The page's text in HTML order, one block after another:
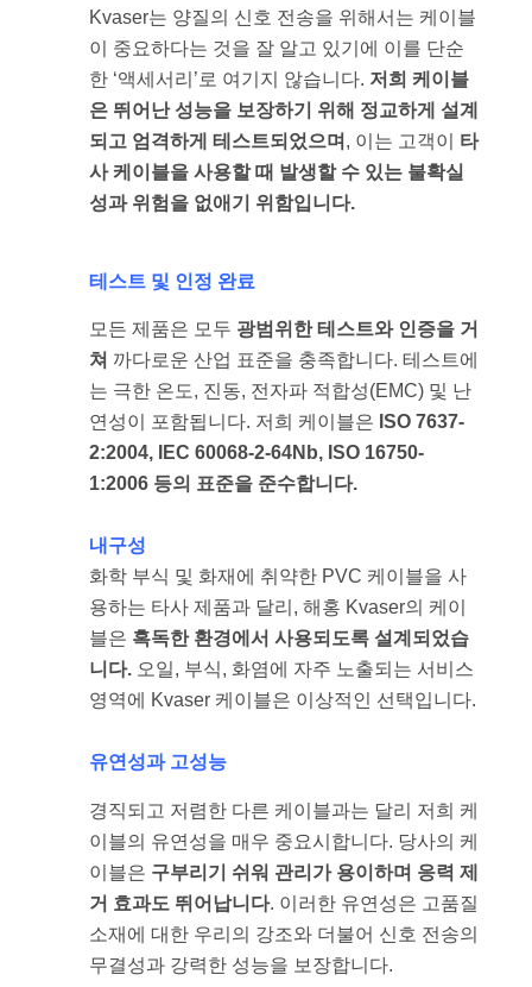
Kvaser는 양질의 신호 전송을 위해서는 케이블
이 중요하다는 것을 잘 알고 있기에 이를 단순
한 ‘액세서리’로 여기지 않습니다. 저희 케이블
은 뛰어난 성능을 보장하기 위해 정교하게 설계
되고 엄격하게 테스트되었으며 , 이는 고객이 타
사 케이블을 사용할 때 발생할 수 있는 불확실
성과 위험을 없애기 위함입니다.
테스트 및 인정 완료
모든 제품은 모두 광범위한 테스트와 인증을 거
쳐 까다로운 산업 표준을 충족합니다. 테스트에
는 극한 온도, 진동, 전자파 적합성(EMC) 및 난
연성이 포함됩니다. 저희 케이블은 ISO 7637-
2:2004, IEC 60068-2-64Nb, ISO 16750-
1:2006 등의 표준을 준수합니다.
내구성
화학 부식 및 화재에 취약한 PVC 케이블을 사
용하는 타사 제품과 달리, 해홍 Kvaser의 케이
블은 혹독한 환경에서 사용되도록 설계되었습
니다. 오일, 부식, 화염에 자주 노출되는 서비스
영역에 Kvaser 케이블은 이상적인 선택입니다.
유연성과 고성능
경직되고 저렴한 다른 케이블과는 달리 저희 케
이블의 유연성을 매우 중요시합니다. 당사의 케
이블은 구부리기 쉬워 관리가 용이하며 응력 제
거 효과도 뛰어납니다. 이러한 유연성은 고품질
소재에 대한 우리의 강조와 더불어 신호 전송의
무결성과 강력한 성능을 보장합니다.